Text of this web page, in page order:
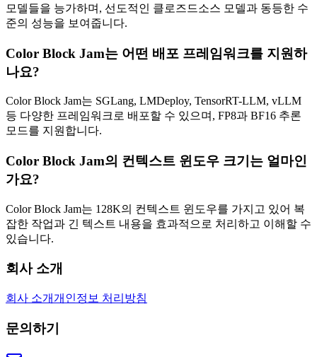
모델들을 능가하며, 선도적인 클로즈드소스 모델과 동등한 수
준의 성능을 보여줍니다.
Color Block Jam는 어떤 배포 프레임워크를 지원하
나요?
Color Block Jam는 SGLang, LMDeploy, TensorRT-LLM, vLLM
등 다양한 프레임워크로 배포할 수 있으며, FP8과 BF16 추론
모드를 지원합니다.
Color Block Jam의 컨텍스트 윈도우 크기는 얼마인
가요?
Color Block Jam는 128K의 컨텍스트 윈도우를 가지고 있어 복
잡한 작업과 긴 텍스트 내용을 효과적으로 처리하고 이해할 수
있습니다.
회사 소개
회사 소개개인정보 처리방침
문의하기